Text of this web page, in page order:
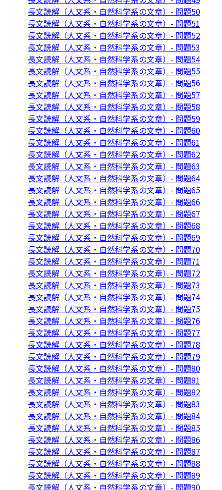
長文読解（人文系・自然科学系の文章）- 問題50
長文読解（人文系・自然科学系の文章）- 問題51
長文読解（人文系・自然科学系の文章）- 問題52
長文読解（人文系・自然科学系の文章）- 問題53
長文読解（人文系・自然科学系の文章）- 問題54
長文読解（人文系・自然科学系の文章）- 問題55
長文読解（人文系・自然科学系の文章）- 問題56
長文読解（人文系・自然科学系の文章）- 問題57
長文読解（人文系・自然科学系の文章）- 問題58
長文読解（人文系・自然科学系の文章）- 問題59
長文読解（人文系・自然科学系の文章）- 問題60
長文読解（人文系・自然科学系の文章）- 問題61
長文読解（人文系・自然科学系の文章）- 問題62
長文読解（人文系・自然科学系の文章）- 問題63
長文読解（人文系・自然科学系の文章）- 問題64
長文読解（人文系・自然科学系の文章）- 問題65
長文読解（人文系・自然科学系の文章）- 問題66
長文読解（人文系・自然科学系の文章）- 問題67
長文読解（人文系・自然科学系の文章）- 問題68
長文読解（人文系・自然科学系の文章）- 問題69
長文読解（人文系・自然科学系の文章）- 問題70
長文読解（人文系・自然科学系の文章）- 問題71
長文読解（人文系・自然科学系の文章）- 問題72
長文読解（人文系・自然科学系の文章）- 問題73
長文読解（人文系・自然科学系の文章）- 問題74
長文読解（人文系・自然科学系の文章）- 問題75
長文読解（人文系・自然科学系の文章）- 問題76
長文読解（人文系・自然科学系の文章）- 問題77
長文読解（人文系・自然科学系の文章）- 問題78
長文読解（人文系・自然科学系の文章）- 問題79
長文読解（人文系・自然科学系の文章）- 問題80
長文読解（人文系・自然科学系の文章）- 問題81
長文読解（人文系・自然科学系の文章）- 問題82
長文読解（人文系・自然科学系の文章）- 問題83
長文読解（人文系・自然科学系の文章）- 問題84
長文読解（人文系・自然科学系の文章）- 問題85
長文読解（人文系・自然科学系の文章）- 問題86
長文読解（人文系・自然科学系の文章）- 問題87
長文読解（人文系・自然科学系の文章）- 問題88
長文読解（人文系・自然科学系の文章）- 問題89
長文読解（人文系・自然科学系の文章）- 問題90